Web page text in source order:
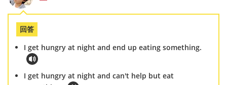
回答
I get hungry at night and end up eating something.
I get hungry at night and can't help but eat